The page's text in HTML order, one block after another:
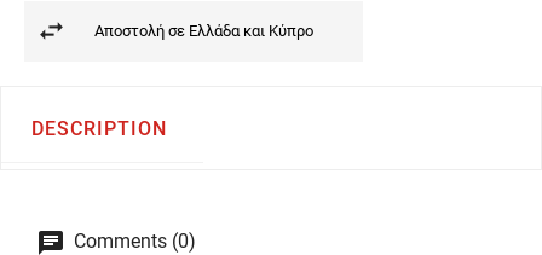
Αποστολή σε Ελλάδα και Κύπρο
DESCRIPTION
Comments (0)